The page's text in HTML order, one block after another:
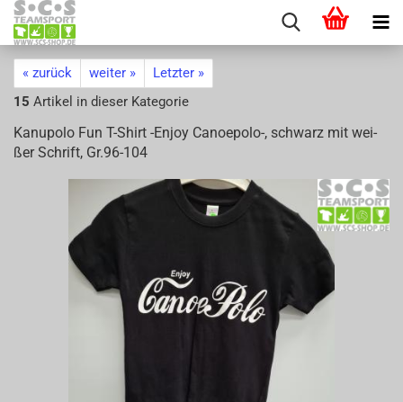
« zurück weiter »
Letzter »
15 Artikel in dieser Kategorie
Ka­nu­po­lo Fun T-​Shirt -​Enjoy Canoepolo-​, schwarz mit wei­
ßer Schrift, Gr.96-​104